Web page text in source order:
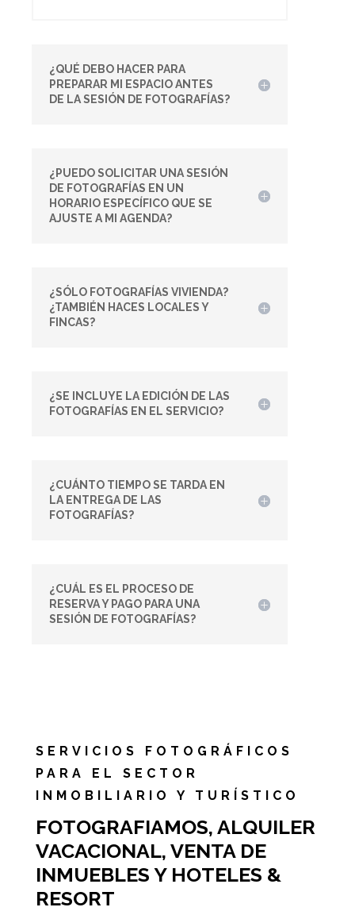
¿QUÉ DEBO HACER PARA
PREPARAR MI ESPACIO ANTES
DE LA SESIÓN DE FOTOGRAFÍAS?
¿PUEDO SOLICITAR UNA SESIÓN
DE FOTOGRAFÍAS EN UN
HORARIO ESPECÍFICO QUE SE
AJUSTE A MI AGENDA?
¿SÓLO FOTOGRAFÍAS VIVIENDA?
¿TAMBIÉN HACES LOCALES Y
FINCAS?
¿SE INCLUYE LA EDICIÓN DE LAS
FOTOGRAFÍAS EN EL SERVICIO?
¿CUÁNTO TIEMPO SE TARDA EN
LA ENTREGA DE LAS
FOTOGRAFÍAS?
¿CUÁL ES EL PROCESO DE
RESERVA Y PAGO PARA UNA
SESIÓN DE FOTOGRAFÍAS?
SERVICIOS FOTOGRÁFICOS
PARA EL SECTOR
INMOBILIARIO Y TURÍSTICO
FOTOGRAFIAMOS, ALQUILER
VACACIONAL, VENTA DE
INMUEBLES Y HOTELES &
RESORT